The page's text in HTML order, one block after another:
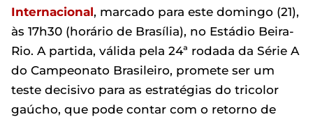
Internacional, marcado para este domingo (21),
às 17h30 (horário de Brasília), no Estádio Beira-
Rio. A partida, válida pela 24ª rodada da Série A
do Campeonato Brasileiro, promete ser um
teste decisivo para as estratégias do tricolor
gaúcho, que pode contar com o retorno de